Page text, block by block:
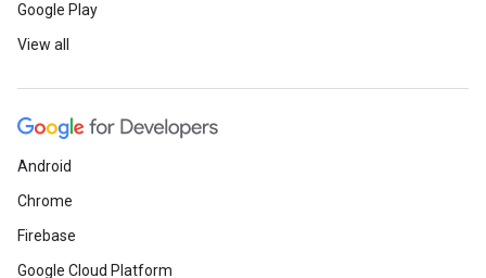
Google Play
View all
Android
Chrome
Firebase
Google Cloud Platform